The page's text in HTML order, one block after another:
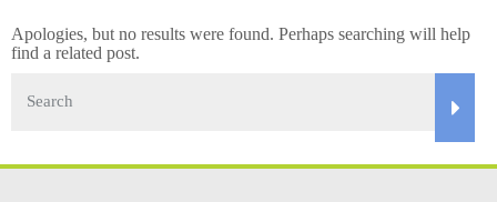
Apologies, but no results were found. Perhaps searching will help
find a related post.